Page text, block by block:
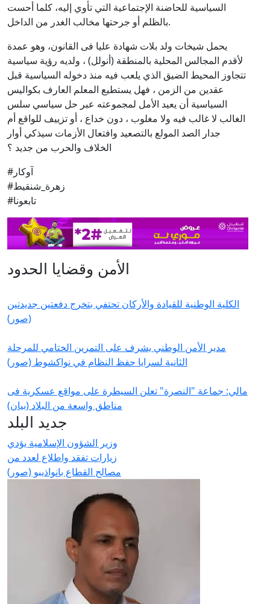
السياسية للحاضنة الإجتماعية التي تأوي إليه، كلما أحست
بالظلم أو جرحتها مخالب الغدر من الداخل.
يحمل شيخات ولد بلات شهادة عليا فى القانون، وهو عمدة
لأقدم المجالس المحلية بالمنطقة (أنولل) ، ولديه رؤية سياسية
تتجاوز المحيط الضيق الذي يلعب فيه منذ دخوله السياسية قبل
عقدين من الزمن ، فهل يستطيع المعلم العارف بكواليس
السياسية أن يعيد الأمل لمجموعته عبر حل سياسي سلس
الغالب لا غالب فيه ولا مغلوب ، دون خداع ، أو تزييف للواقع أم
جدار الصد المولع بالتصعيد وافتعال الأزمات سيذكي أوار
الخلاف والحرب من جديد ؟
#آوكار
#زهرة_شنقيط
#تابعونا
الأمن وقضايا الحدود
الكلية الوطنية للقيادة والأركان تحتفي بتخرج دفعتين جديدتين
(صور)
مدير الأمن الوطني يشرف على التمرين الختامي للمرحلة
الثانية لسرايا حفظ النظام في نواكشوط (صور)
مالي: جماعة "النصرة" تعلن السيطرة على مواقع عسكرية فى
مناطق واسعة من البلاد (بيان)
جديد البلد
وزير الشؤون الإسلامية يؤدي
زيارات تفقد واطلاع لعدد من
مصالح القطاع بانواذيبو (صور)